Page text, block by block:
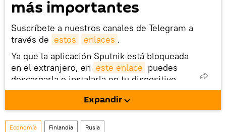
más importantes
Suscríbete a nuestros canales de Telegram a
través de estos enlaces .
Ya que la aplicación Sputnik está bloqueada
en el extranjero, en este enlace puedes
descargarla e instalarla en tu dispositivo
móvil (¡solo para Android!).
También tenemos una cuenta en la red
social rusa VK .
Expandir
Economía Finlandia Rusia